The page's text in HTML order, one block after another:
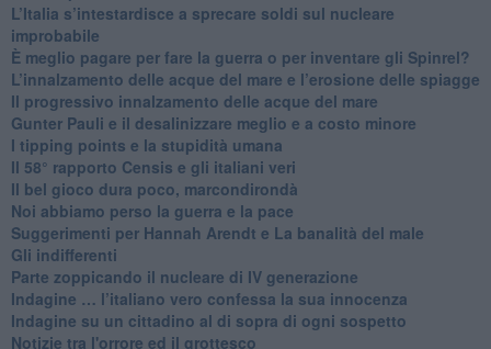
L’Italia s’intestardisce a sprecare soldi sul nucleare
improbabile
È meglio pagare per fare la guerra o per inventare gli Spinrel?
​L’innalzamento delle acque del mare e l’erosione delle spiagge
​Il progressivo innalzamento delle acque del mare
​Gunter Pauli e il desalinizzare meglio e a costo minore
I tipping points e la stupidità umana
​Il 58° rapporto Censis e gli italiani veri
​Il bel gioco dura poco, marcondirondà
Noi abbiamo perso la guerra e la pace
Suggerimenti per Hannah Arendt e La banalità del male
​Gli indifferenti
Parte zoppicando il nucleare di IV generazione
​Indagine … l’italiano vero confessa la sua innocenza
Indagine su un cittadino al di sopra di ogni sospetto
Notizie tra l'orrore ed il grottesco